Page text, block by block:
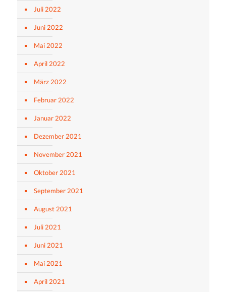
Juli 2022
Juni 2022
Mai 2022
April 2022
März 2022
Februar 2022
Januar 2022
Dezember 2021
November 2021
Oktober 2021
September 2021
August 2021
Juli 2021
Juni 2021
Mai 2021
April 2021